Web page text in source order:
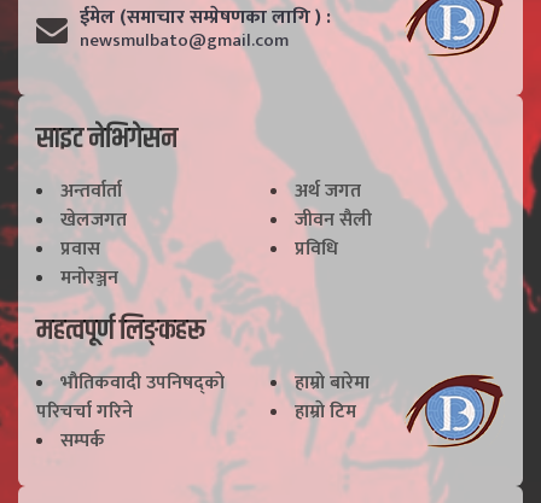
ईमेल (समाचार सम्प्रेषणका लागि ) :
newsmulbato@gmail.com
साइट नेभिगेसन
अन्तर्वार्ता
अर्थ जगत
खेलजगत
जीवन सैली
प्रवास
प्रविधि
मनोरञ्जन
महत्वपूर्ण लिङ्कहरू
भाैतिकवादी उपनिषद्काे
परिचर्चा गरिने
हाम्राे बारेमा
हाम्राे टिम
सम्पर्क